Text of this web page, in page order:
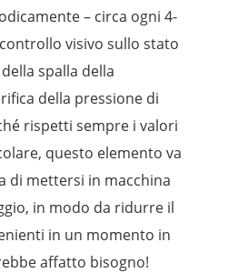
– circa ogni 4-
visivo sullo stato
spalla della
della pressione di
rispetti sempre i valori
questo elemento va
di mettersi in macchina
in modo da ridurre il
in un momento in
affatto bisogno!